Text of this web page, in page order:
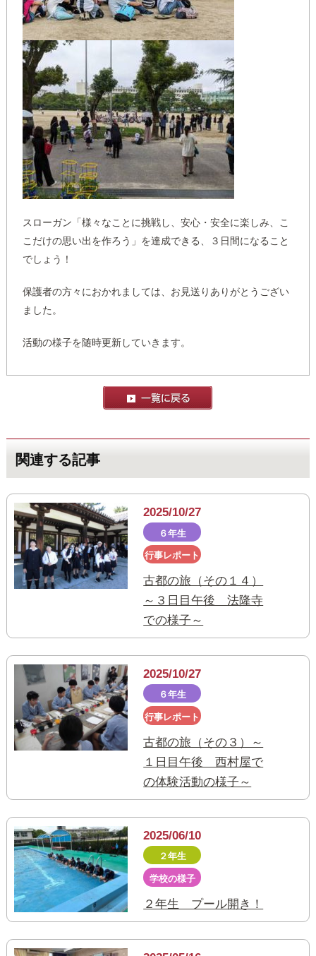
スローガン「様々なことに挑戦し、安心・安全に楽しみ、こ
こだけの思い出を作ろう」を達成できる、３日間になること
でしょう！
保護者の方々におかれましては、お見送りありがとうござい
ました。
活動の様子を随時更新していきます。
関連する記事
2025/10/27
６年生
行事レポート
古都の旅（その１４）
～３日目午後 法隆寺
での様子～
2025/10/27
６年生
行事レポート
古都の旅（その３）～
１日目午後 西村屋で
の体験活動の様子～
2025/06/10
２年生
学校の様子
２年生 プール開き！